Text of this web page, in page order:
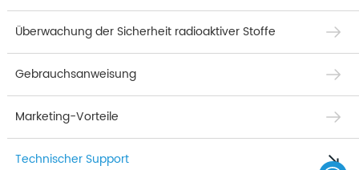
Überwachung der Sicherheit radioaktiver Stoffe
Gebrauchsanweisung
Marketing-Vorteile
Technischer Support